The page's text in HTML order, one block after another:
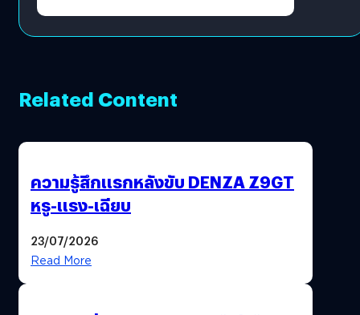
Related Content
ความรู้สึกแรกหลังขับ DENZA Z9GT
หรู-แรง-เฉียบ
23/07/2026
Read More